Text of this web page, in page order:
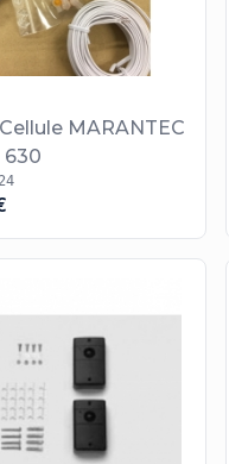
MARANTEC
630